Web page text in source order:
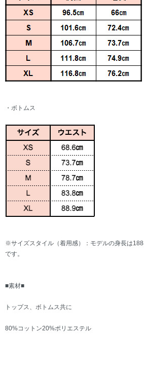
・ボトムス
※サイズスタイル（着用感）：モデルの身長は
です。
■素材■
トップス、ボトムス共に
80%コットン20%ポリエステル